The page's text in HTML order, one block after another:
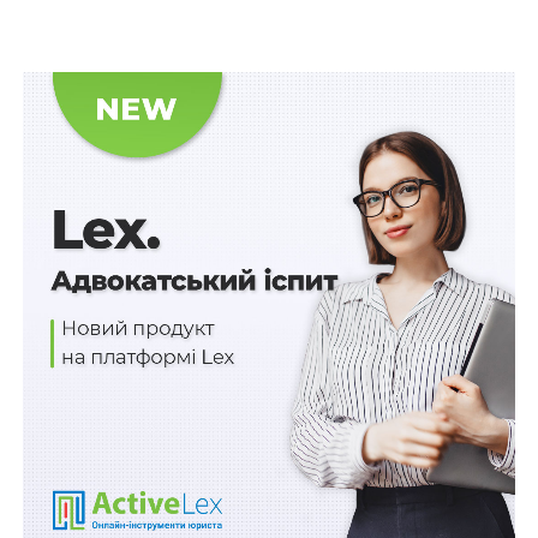
Верховний Суд вказав, що слідчий суддя,
задовольняючи клопотання прокурора та керуючись
законами України«Про правовий режим воєнного
«Про передачу, примусове відчуження або
вилучення майна в умовах правового режиму
воєнного чи надзвичайного стану»
, ст.100,131КПК,
вважав обґрунтованими підстави для передачі
відповідно до наказу командира військової частини
«Про примусове відчуження майна в умовах
правового режиму воєнного стану» уповноваженій
особі військової частини вищезгаданого майна.
Суддя апеляційного суду відмовив у відкритті
апеляційного провадження на вказану ухвалу на
підставіч. 4 ст. 399 КПК, зазначивши про те, ухвала
слідчого судді не відноситься до переліку ухвал